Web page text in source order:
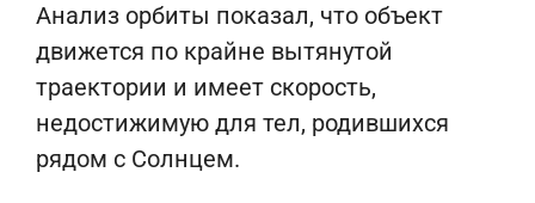
Анализ орбиты показал, что объект
движется по крайне вытянутой
траектории и имеет скорость,
недостижимую для тел, родившихся
рядом с Солнцем.